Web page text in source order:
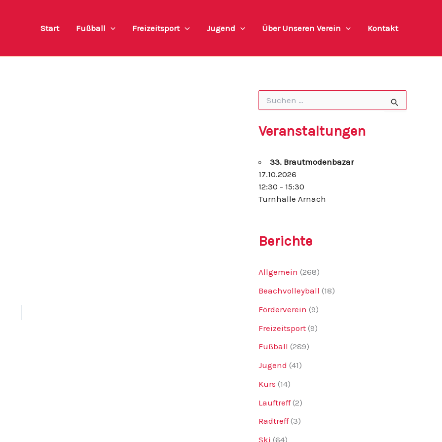
Start Fußball Freizeitsport Jugend Über Unseren Verein Kontakt
h
e
a
c
h
Veranstaltungen
33. Brautmodenbazar
17.10.2026
12:30 - 15:30
Turnhalle Arnach
Berichte
Allgemein (268)
Beachvolleyball (18)
Förderverein (9)
Freizeitsport (9)
Fußball (289)
Jugend (41)
Kurs (14)
Lauftreff(2)
Radtreff(3)
Ski (64)